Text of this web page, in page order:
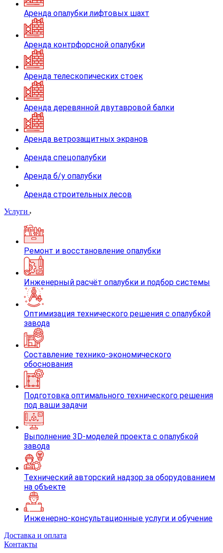
Аренда опалубки лифтовых шахт
Аренда контрфорсной опалубки
Аренда телескопических стоек
Аренда деревянной двутавровой балки
Аренда ветрозащитных экранов
Аренда спецопалубки
Аренда б/у опалубки
Аренда строительных лесов
Услуги
Ремонт и восстановление опалубки
Инженерный расчёт опалубки и подбор системы
Оптимизация технического решения с опалубкой
завода
Составление технико-экономического
обоснования
Подготовка оптимального технического решения
под ваши задачи
Выполнение 3D-моделей проекта с опалубкой
завода
Технический авторский надзор за оборудованием
на объекте
Инженерно-консультационные услуги и обучение
Доставка и оплата
Контакты